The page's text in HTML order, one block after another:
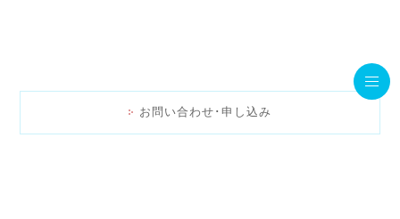
お問い合わせ･申し込み